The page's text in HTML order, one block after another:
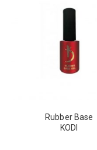
Rubber Base
KODI